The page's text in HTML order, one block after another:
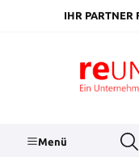
springenIHR PARTNER
Menü